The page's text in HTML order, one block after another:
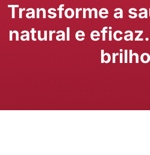
Transforme a
natural e